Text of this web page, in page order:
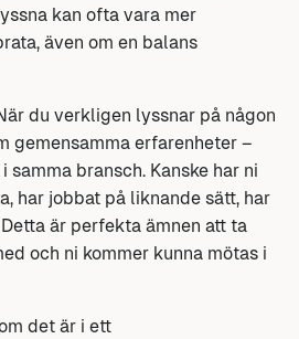
kan ofta vara mer
även om en balans
du verkligen lyssnar på någon
gemensamma erfarenheter –
bransch. Kanske har ni
har jobbat på liknande sätt, har
är perfekta ämnen att ta
och ni kommer kunna mötas i
det är i ett